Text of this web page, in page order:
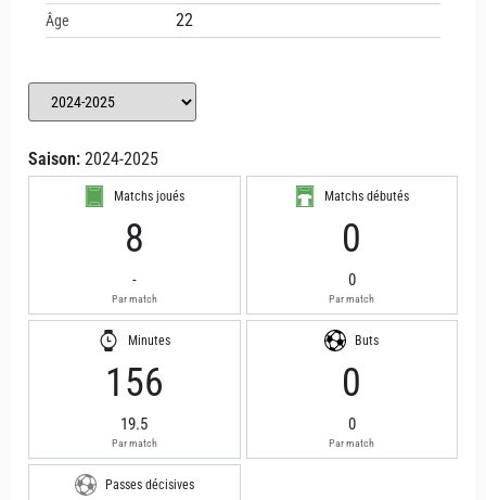
Âge 22
Saison: 2024-2025
Matchs joués
8
-
Par match
Matchs débutés
0
0
Par match
Minutes
156
19.5
Par match
Buts
0
0
Par match
Passes décisives